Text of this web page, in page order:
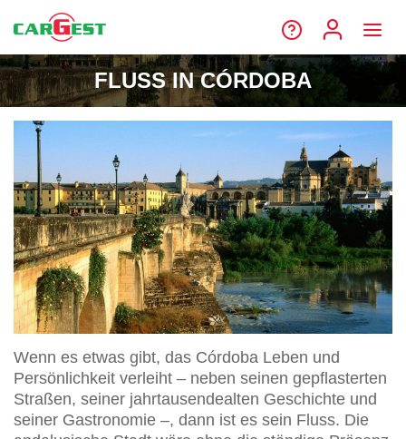
FLUSS IN CÓRDOBA
Wenn es etwas gibt, das Córdoba Leben und
Persönlichkeit verleiht – neben seinen gepflasterten
Straßen, seiner jahrtausendealten Geschichte und
seiner Gastronomie –, dann ist es sein Fluss. Die